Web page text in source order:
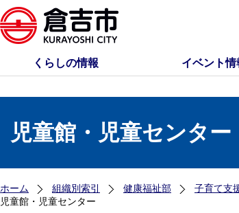
くらしの情報 イベント情
児童館・児童センター
ホーム 組織別索引 健康福祉部 子育て支
児童館・児童センター